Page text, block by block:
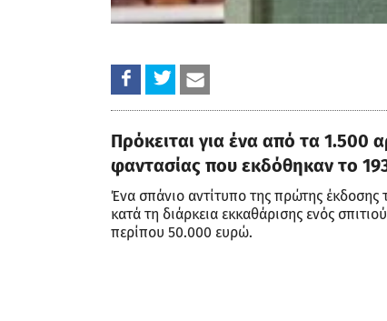
Πρόκειται για ένα από τα 1.500
φαντασίας που εκδόθηκαν το
Ένα σπάνιο αντίτυπο της πρώτης έκδοσης
κατά τη διάρκεια εκκαθάρισης ενός
περίπου 50.000 ευρώ.